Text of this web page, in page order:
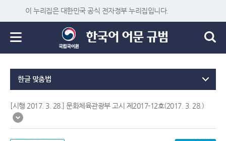
이 누리집은 대한민국 공식 전자정부 누리집입니다.
한글 맞춤법
[시행 2017. 3. 28.] 문화체육관광부 고시 제2017-12호(2017. 3. 28.)